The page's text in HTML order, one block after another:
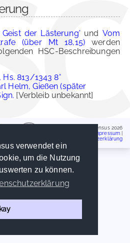
verwendet ein
um die Nutzung
zu können.
der Lästerung' und Vom
(über Mt 18,15) werden
HSC-Beschreibungen
813/1343 8°
Helm, Gießen (später
[Verbleib unbekannt]
Handschriftencensus 2026
Impressum
Datenschutzerklärung